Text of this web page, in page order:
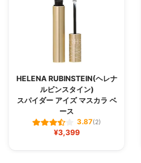
HELENA RUBINSTEIN(ヘレナ
ルビンスタイン)
スパイダー アイズ マスカラ ベ
ース
3.87(2)
¥3,399